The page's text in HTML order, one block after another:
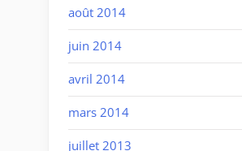
août 2014
juin 2014
avril 2014
mars 2014
juillet 2013